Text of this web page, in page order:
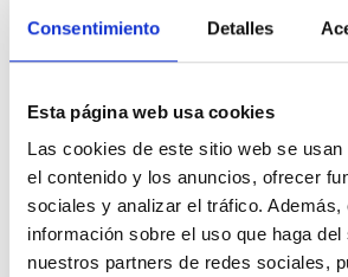
Consentimiento Detalles
Esta página web usa cookies
Las cookies de este sitio web se
el contenido y los anuncios, ofrecer
sociales y analizar el tráfico. Además,
información sobre el uso que haga del
nuestros partners de redes sociales,
impacto visual.
Tapa ciega.
Pertenece a laserie Niessen SKY.
Asimismo indicar que su rango de
es de +5°C a +35°C.
Finalmente indicar que su instalación puede
horizontal.
Fabricado con los más altos estándares de